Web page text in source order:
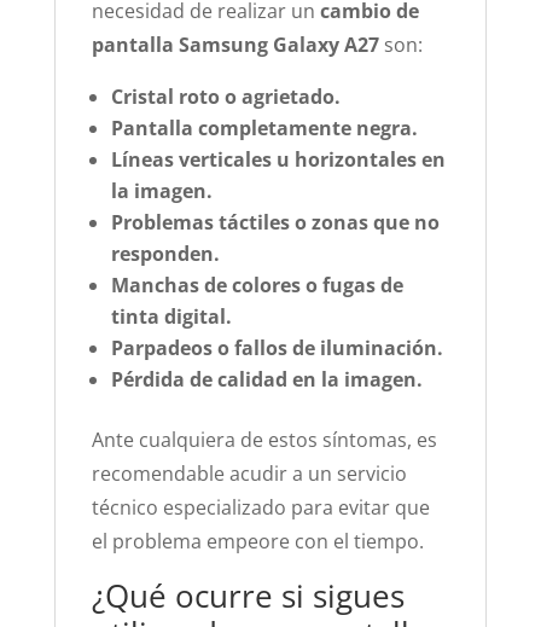
necesidad de realizar un cambio de
pantalla Samsung Galaxy A27son:
Cristal roto o agrietado.
Pantalla completamente negra.
Líneas verticales u horizontales en
la imagen.
Problemas táctiles o zonas que no
responden.
Manchas de colores o fugas de
tinta digital.
Parpadeos o fallos de iluminación.
Pérdida de calidad en la imagen.
Ante cualquiera de estos síntomas, es
recomendable acudir a un servicio
técnico especializado para evitar que
el problema empeore con el tiempo.
¿Qué ocurre si sigues